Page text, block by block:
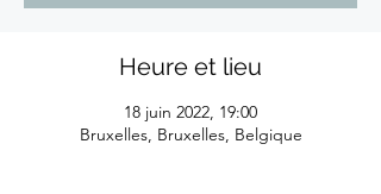
Heure et lieu
18 juin 2022, 19:00
Bruxelles, Bruxelles, Belgique